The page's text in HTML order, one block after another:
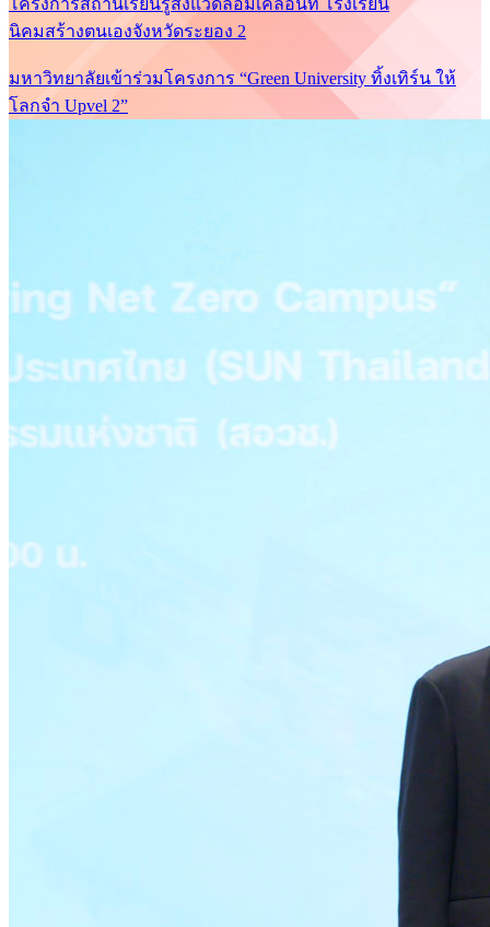
โครงการสถานีเรียนรู้สิ่งแวดล้อมเคลื่อนที่ โรงเรียน
นิคมสร้างตนเองจังหวัดระยอง 2
มหาวิทยาลัยเข้าร่วมโครงการ “Green University ทิ้งเทิร์น ให้
โลกจำ Upvel 2”